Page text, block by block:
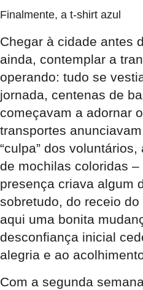
Finalmente, a t-shirt azul
Chegar à cidade antes
ainda, contemplar a
operando: tudo se
jornada, centenas de
começavam a adornar
transportes
“culpa” dos
de mochilas coloridas
presença criava algum
sobretudo, do receio
aqui uma bonita
desconfiança inicial
alegria e ao
Com a segunda